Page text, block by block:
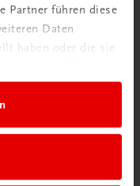
Partner führen diese
Daten
haben oder die sie
GmbH
69 41